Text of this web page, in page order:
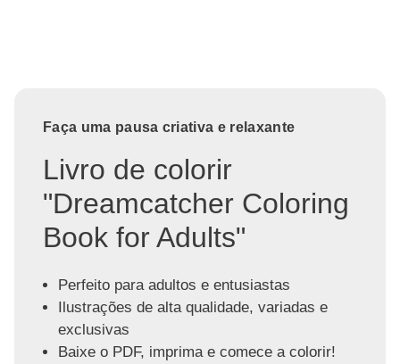
Faça uma pausa criativa e relaxante
Livro de colorir
"Dreamcatcher Coloring
Book for Adults"
Perfeito para adultos e entusiastas
Ilustrações de alta qualidade, variadas e
exclusivas
Baixe o PDF, imprima e comece a colorir!